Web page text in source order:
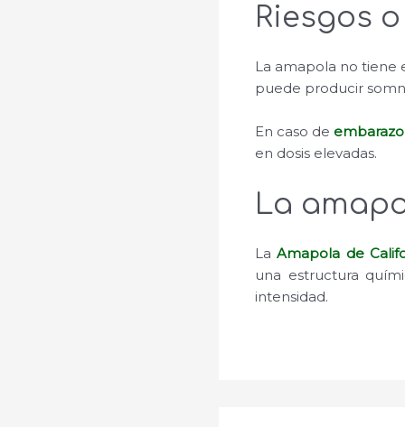
Riesgos
La amapola no tiene
puede producir
En caso de embarazo
en dosis elevadas.
La
LaAmapola de
una estructura
intensidad.